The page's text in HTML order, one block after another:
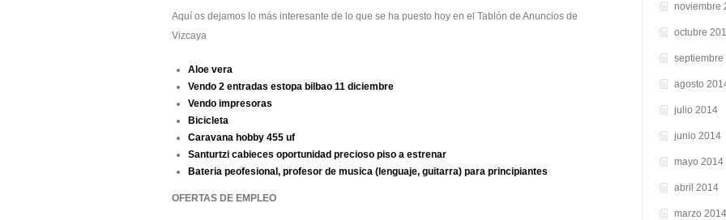
de
Aquí os dejamos lo más interesante de lo que se ha puesto hoy en el Tablón de Anuncios de
Vizcaya
Aloe vera
Vendo 2 entradas estopa bilbao 11 diciembre
Vendo impresoras
Bicicleta
Caravana hobby 455 uf
Santurtzi cabieces oportunidad precioso piso a estrenar
Bateria peofesional, profesor de musica (lenguaje, guitarra) para principiantes
OFERTAS DE EMPLEO
noviembre
octubre
septiembre
agosto
julio 2014
junio 2014
mayo 2014
abril 2014
marzo 2014